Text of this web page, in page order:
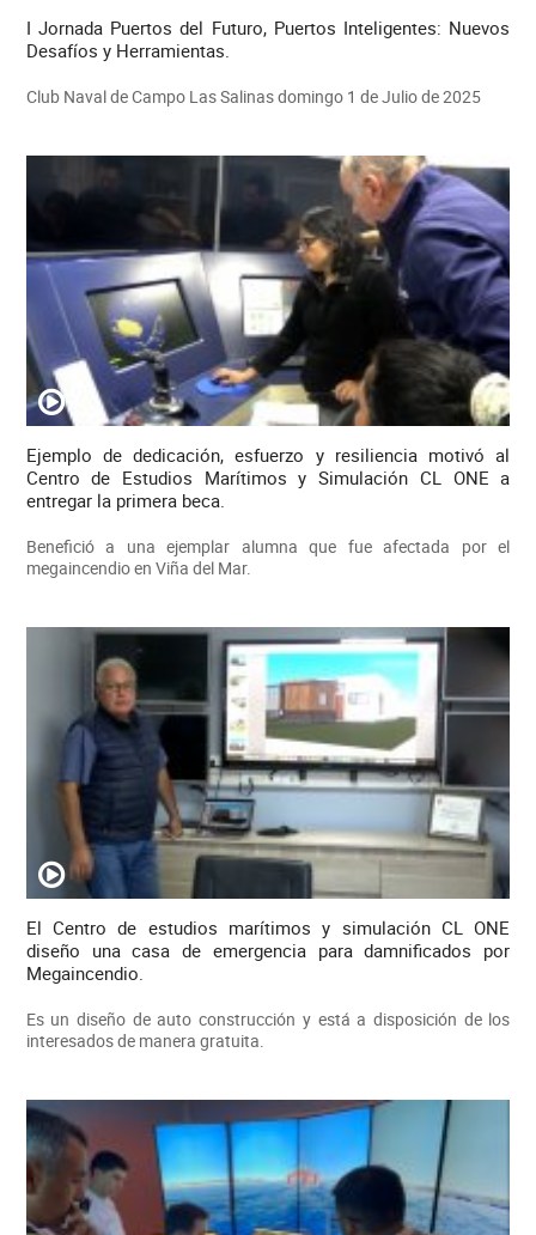
I Jornada Puertos del Futuro, Puertos Inteligentes: Nuevos
Desafíos y Herramientas.
Club Naval de Campo Las Salinas domingo 1 de Julio de 2025
Ejemplo de dedicación, esfuerzo y resiliencia motivó al
Centro de Estudios Marítimos y Simulación CL ONE a
entregar la primera beca.
Benefició a una ejemplar alumna que fue afectada por el
megaincendio en Viña del Mar.
El Centro de estudios marítimos y simulación CL ONE
diseño una casa de emergencia para damnificados por
Megaincendio.
Es un diseño de auto construcción y está a disposición de los
interesados de manera gratuita.